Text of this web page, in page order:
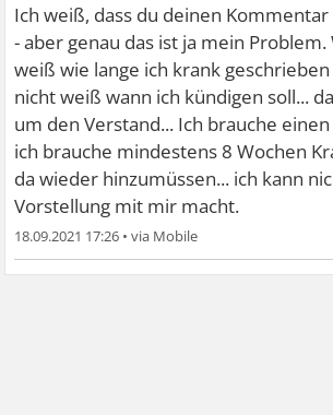
Ich weiß, dass du deinen
- aber genau das ist ja mein
weiß wie lange ich krank
nicht weiß wann ich kündigen soll...
um den Verstand... Ich brauche
ich brauche mindestens 8 Wochen
da wieder hinzumüssen... ich kann
Vorstellung mit mir macht.
18.09.2021 17:26 •